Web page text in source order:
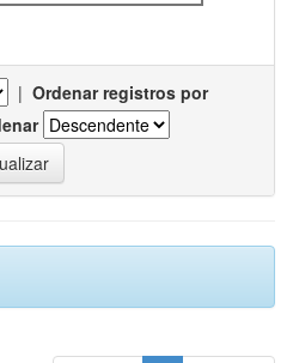
| Ordenar registros por